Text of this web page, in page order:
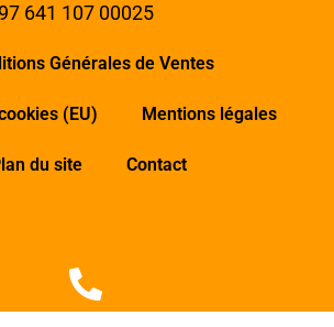
641 107 00025
Générales de Ventes
(EU) Mentions légales
du site Contact